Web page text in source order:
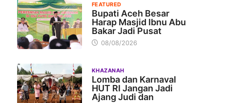
FEATURED
Bupati Aceh Besar
Harap Masjid Ibnu Abu
Bakar Jadi Pusat
08/08/2026
KHAZANAH
Lomba dan Karnaval
HUT RI Jangan Jadi
Ajang Judi dan